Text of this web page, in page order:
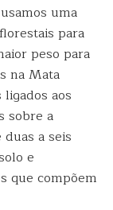
uma
para
peso para
na Mata
aos
sobre a
a seis
e
que compõem